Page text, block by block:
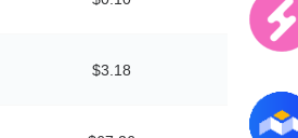
$3.18